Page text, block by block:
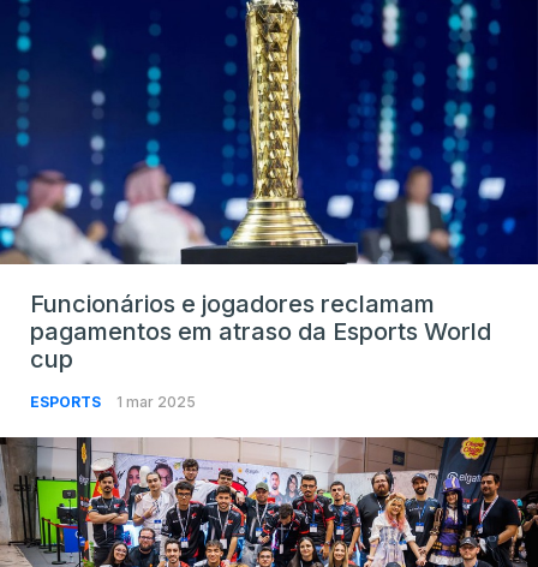
Funcionários e jogadores reclamam
pagamentos em atraso da Esports World
cup
ESPORTS 1 mar 2025